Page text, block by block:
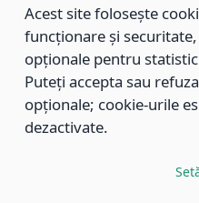
Titlu: Aprobarea Planului
local pentru anul 2022.
714/17.12.2021
Titlu: Modificarea Anexei la
aprobarea
Direcţiei de Asistenţă
Acest site folosește
funcționare și
opționale pentru
Puteți accepta sau
opționale; cookie-urile
dezactivate.